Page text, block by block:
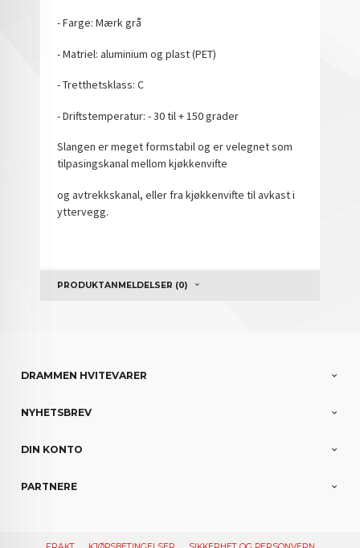
- Farge: Mærk grå
- Matriel: aluminium og plast (PET)
- Tretthetsklass: C
- Driftstemperatur: - 30 til + 150 grader
Slangen er meget formstabil og er velegnet som
tilpasingskanal mellom kjøkkenvifte
og avtrekkskanal, eller fra kjøkkenvifte til avkast i
yttervegg.
PRODUKTANMELDELSER (0)
DRAMMEN HVITEVARER
NYHETSBREV
DIN KONTO
PARTNERE